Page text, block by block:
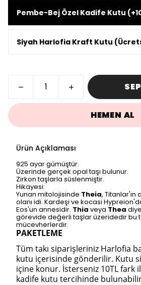
Pembe-Bej Özel Kadife Kutu
Siyah Harlofia Kraft Kutu
HEMEN AL
Ürün Açıklaması
925 ayar gümüştür.
Üzerinde gerçek opal taşı bulunur.
Zirkon taşlarla süslenmiştir.
Hikayesi:
Yunan mitolojisinde Theia, Titanlar'ın
olanı idi. Kardeşi ve kocasi
Eos'un annesidir. Thia veya Thea
görevide değerli taşlar üzeridedir bu
mücevherlerdir.
PAKETLEME
Tüm takı siparişleriniz Harlofia
kutu içerisinde gönderilir. Kutu
içine konur. İsterseniz 10TL fark
kadife kutu tercihinde